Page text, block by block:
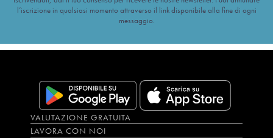
l’iscrizione in qualsiasi momento attraverso il link disponibile alla fine di ogni
messaggio.
VALUTAZIONE GRATUITA
LAVORA CON NOI